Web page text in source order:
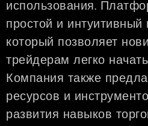
использования.
простой и интуитивный
который позволяет
трейдерам легко
Компания также
ресурсов и
развития навыков